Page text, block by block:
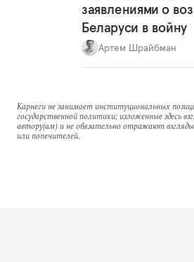
заявлениями о
Беларуси в войну
Артем Шрайбман
Карнеги не занимает институциональных
государственной политики; изложенные здесь
автору(ам) и не обязательно отражают
или попечителей.